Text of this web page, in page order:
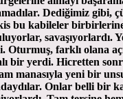
Dediğimiz gibi,
bu kabileler birbirlerine
savaşıyorlardı.
Oturmuş, farklı olana
bir yerdi. Hicretten
manasıyla yeni bir
Onlar belli bir